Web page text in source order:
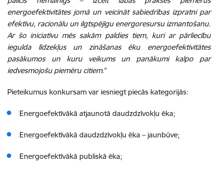
energoefektivitātes jomā un veicināt sabiedrības izpratni par
efektīvu, racionālu un ilgtspējīgu energoresursu izmantošanu.
Ar šo iniciatīvu mēs sakām paldies tiem, kuri ar pārliecību
iegulda līdzekļus un zināšanas ēku energoefektivitātes
pasākumos un kuru veikums un panākumi kalpo par
iedvesmojošu piemēru citiem.”
Pieteikumus konkursam var iesniegt piecās kategorijās:
Energoefektīvākā atjaunotā daudzdzīvokļu ēka;
Energoefektīvākā daudzdzīvokļu ēka – jaunbūve;
Energoefektīvākā publiskā ēka;